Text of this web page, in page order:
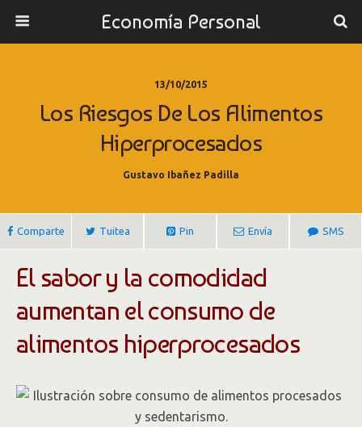
Economía Personal
13/10/2015
Los Riesgos De Los Alimentos
Hiperprocesados
Gustavo Ibañez Padilla
Comparte Tuitea Pin Envía SMS
El sabor y la comodidad
aumentan el consumo de
alimentos hiperprocesados